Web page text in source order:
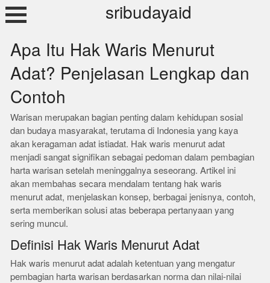
Skip
to
sribudayaid
Apa Itu Hak Waris Menurut
Adat? Penjelasan Lengkap dan
Contoh
Warisan merupakan bagian penting dalam kehidupan sosial
dan budaya masyarakat, terutama di Indonesia yang kaya
akan keragaman adat istiadat. Hak waris menurut adat
menjadi sangat signifikan sebagai pedoman dalam pembagian
harta warisan setelah meninggalnya seseorang. Artikel ini
akan membahas secara mendalam tentang hak waris
menurut adat, menjelaskan konsep, berbagai jenisnya, contoh,
serta memberikan solusi atas beberapa pertanyaan yang
sering muncul.
Definisi Hak Waris Menurut Adat
Hak waris menurut adat adalah ketentuan yang mengatur
pembagian harta warisan berdasarkan norma dan nilai-nilai